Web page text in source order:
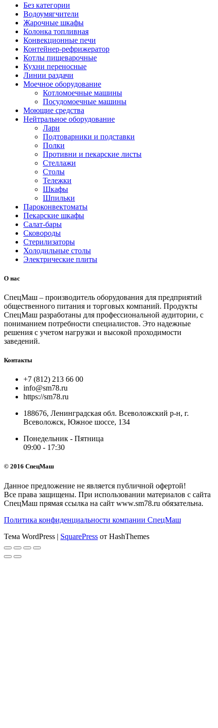
Без категории
Водоумягчители
Жарочные шкафы
Колонка топливная
Конвекционные печи
Контейнер-рефрижератор
Котлы пищеварочные
Кухни переносные
Линии раздачи
Моечное оборудование
Котломоечные машины
Посудомоечные машины
Моющие средства
Нейтральное оборудование
Лари
Подтоварники и подставки
Полки
Противни и пекарские листы
Стеллажи
Столы
Тележки
Шкафы
Шпильки
Пароконвектоматы
Пекарские шкафы
Салат-бары
Сковороды
Стерилизаторы
Холодильные столы
Электрические плиты
О нас
СпецМаш – производитель оборудования для предприятий
общественного питания и торговых компаний. Продукты
СпецМаш разработаны для профессиональной аудитории, с
пониманием потребности специалистов. Это надежные
решения с учетом нагрузки и высокой проходимости
заведений.
Контакты
+7 (812) 213 66 00
info@sm78.ru
https://sm78.ru
188676, Ленинградская обл. Всеволожский р-н, г.
Всеволожск, Южное шоссе, 134
Понедельник - Пятница
09:00 - 17:30
© 2016 СпецМаш
Данное предложение не является публичной офертой!
Все права защищены. При использовании материалов с сайта
СпецМаш прямая ссылка на сайт www.sm78.ru обязательна.
Политика конфиденциальности компании СпецМаш
Тема WordPress | SquarePress от HashThemes